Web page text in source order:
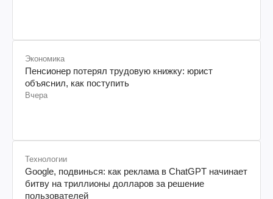
Экономика
Пенсионер потерял трудовую книжку: юрист
объяснил, как поступить
Вчера
Технологии
Google, подвинься: как реклама в ChatGPT начинает
битву на триллионы долларов за решение
пользователей